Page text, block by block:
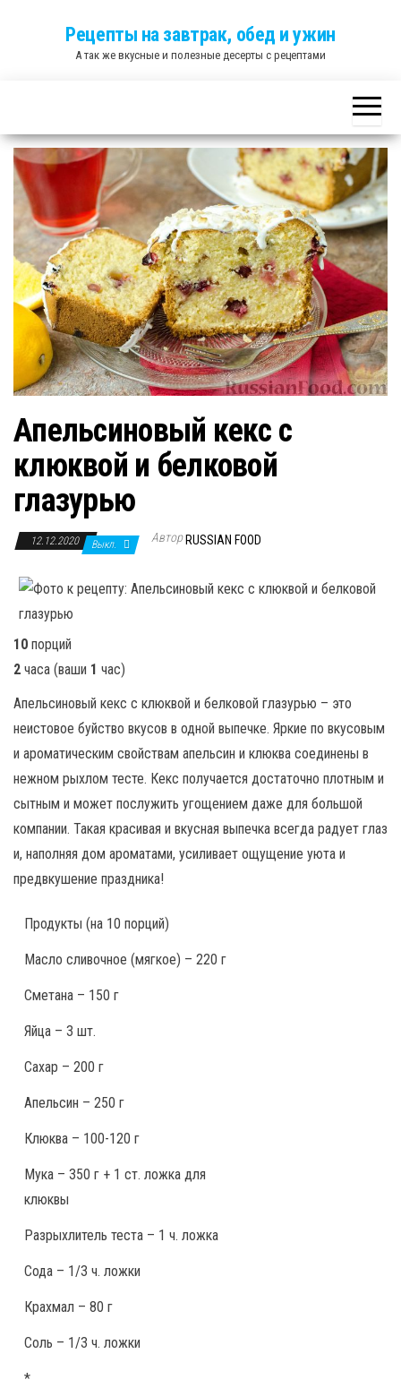
Рецепты на завтрак, обед и ужин
А так же вкусные и полезные десерты с рецептами
Апельсиновый кекс с
клюквой и белковой
глазурью
12.12.2020 Выкл. Автор RUSSIAN FOOD
10 порций
2 часа (ваши 1 час)
Апельсиновый кекс с клюквой и белковой глазурью – это
неистовое буйство вкусов в одной выпечке. Яркие по вкусовым
и ароматическим свойствам апельсин и клюква соединены в
нежном рыхлом тесте. Кекс получается достаточно плотным и
сытным и может послужить угощением даже для большой
компании. Такая красивая и вкусная выпечка всегда радует глаз
и, наполняя дом ароматами, усиливает ощущение уюта и
предвкушение праздника!
Продукты (на 10 порций)
Масло сливочное (мягкое) – 220 г
Сметана – 150 г
Яйца – 3 шт.
Сахар – 200 г
Апельсин – 250 г
Клюква – 100-120 г
Мука – 350 г + 1 ст. ложка для
клюквы
Разрыхлитель теста – 1 ч. ложка
Сода – 1/3 ч. ложки
Крахмал – 80 г
Соль – 1/3 ч. ложки
*